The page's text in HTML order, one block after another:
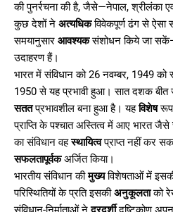
की पुनर्रचना की है, जैसे—नेपाल, श्रीलंका
कुछ देशों ने अत्यधिकविवेकपूर्ण ढंग से ऐसा
समयानुसार आवश्यकसंशोधन किये जा
उदाहरण हैं।
भारत में संविधान को 26 नवम्बर, 1949 को
1950 से यह प्रभावी हुआ। सात दशक बीत
सततप्रभावशील बना हुआ है। यहविशेष
प्राप्ति के पश्चात अस्तित्व में आए भारत जैसे
का संविधान वहस्थायित्वप्राप्त नहीं कर
सफलतापूर्वकअर्जित किया।
भारतीय संविधान कीमुख्यविशेषताओं में
परिस्थितियों के प्रति इसकीअनुकूलताको